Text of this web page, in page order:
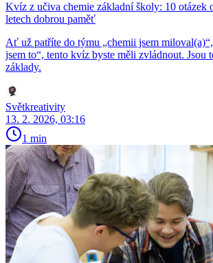
Kvíz z učiva chemie základní školy: 10 otázek
letech dobrou paměť
Ať už patříte do týmu „chemii jsem miloval(a)“,
jsem to“, tento kvíz byste měli zvládnout. Jsou
základy.
Světkreativity
13. 2. 2026, 03:16
1 min